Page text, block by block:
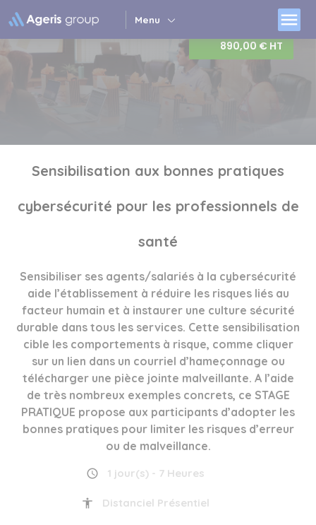
Menu menu
Sensibilisation aux bonnes pratiques
cybersécurité pour les professionnels de
santé
Sensibiliser ses agents/salariés à la cybersécurité
aide l’établissement à réduire les risques liés au
facteur humain et à instaurer une culture sécurité
durable dans tous les services. Cette sensibilisation
cible les comportements à risque, comme cliquer
sur un lien dans un courriel d’hameçonnage ou
télécharger une pièce jointe malveillante. A l’aide
de très nombreux exemples concrets, ce STAGE
PRATIQUE propose aux participants d’adopter les
bonnes pratiques pour limiter les risques d’erreur
ou de malveillance.
1 jour(s) - 7 Heures
Distanciel Présentiel
890,00 € HT
Panneau de gestion des cookies